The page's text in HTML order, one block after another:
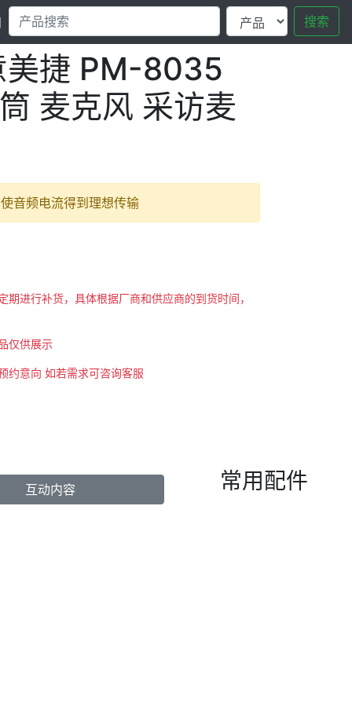
搜索
捷 PM-8035
麦克风 采访麦
音频电流得到理想传输
期进行补货，具体根据厂商和供应商的到货时间，
仅供展示
约意向 如若需求可咨询客服
互动内容 常用配件